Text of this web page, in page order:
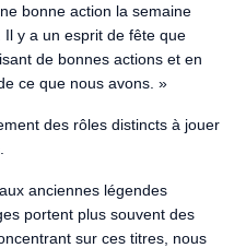
bonne action la semaine
y a un esprit de fête que
de bonnes actions et en
ce que nous avons. »
des rôles distincts à jouer
anciennes légendes
portent plus souvent des
sur ces titres, nous